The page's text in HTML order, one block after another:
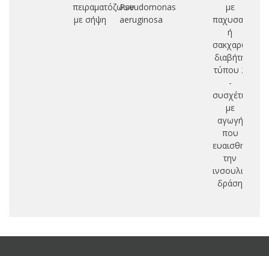
πειραματόζωων
με σήψη
Pseudomonas
aeruginosa
με
παχυσαρκία
ή
σακχαρώδη
διαβήτη
τύπου 2
-
συσχέτιση
με
αγωγή
που
την
ινσουλινική
δράση